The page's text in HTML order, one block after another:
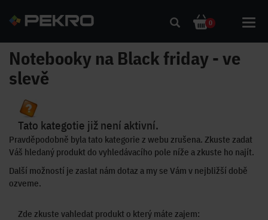
0
Notebooky na Black friday - ve
slevě
Tato kategotie již není aktivní.
Pravděpodobně byla tato kategorie z webu zrušena. Zkuste zadat
Váš hledaný produkt do vyhledávacího pole níže a zkuste ho najít.
Další možností je zaslat nám dotaz a my se Vám v nejbližší době
ozveme.
Zde zkuste vahledat produkt o který máte zajem: